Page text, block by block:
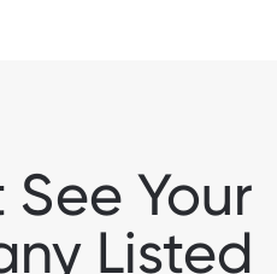
Your
Listed?